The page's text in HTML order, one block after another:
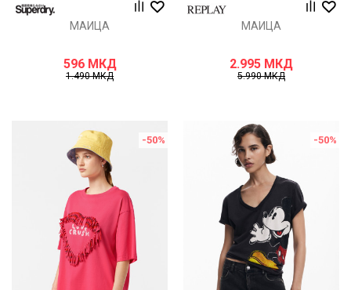
МАИЦА
596 МКД
1.490МКД
МАИЦА
2.995 МКД
5.990МКД
-50% -50%